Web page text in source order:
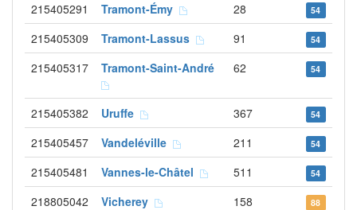
215405291 Tramont-Émy 28 54
215405309 Tramont-Lassus 91 54
215405317 Tramont-Saint-André 62 54
215405382 Uruffe 367 54
215405457 Vandeléville 211 54
215405481 Vannes-le-Châtel 511 54
218805042 Vicherey 158 88